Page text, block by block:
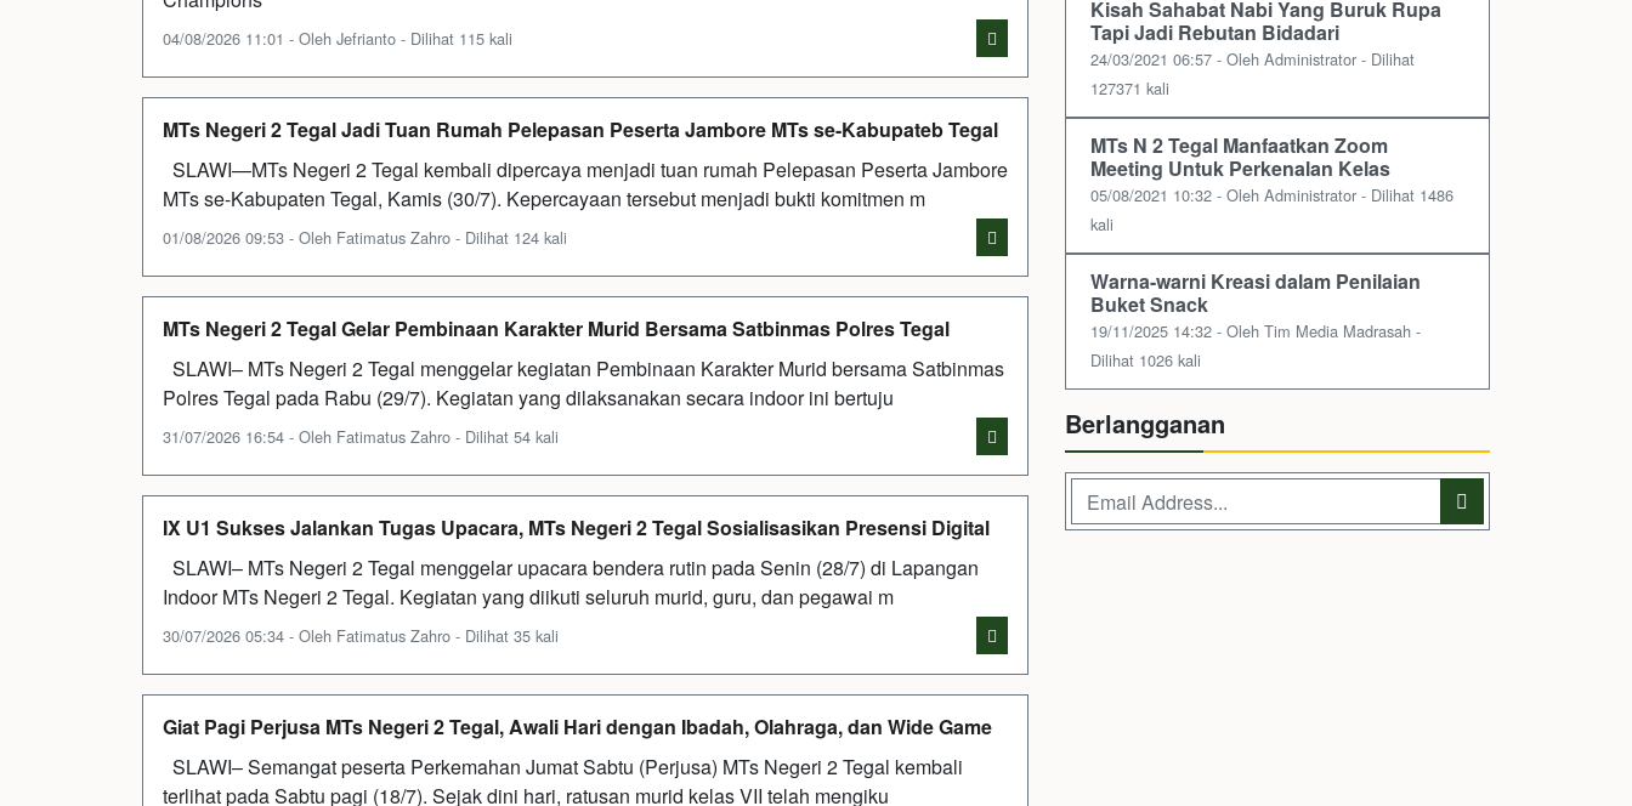
04/08/2026 11:01 - Oleh Jefrianto - Dilihat 115 kali
MTs Negeri 2 Tegal Jadi Tuan Rumah Pelepasan Peserta Jambore MTs se-Kabupateb Tegal
SLAWI—MTs Negeri 2 Tegal kembali dipercaya menjadi tuan rumah Pelepasan Peserta Jambore
MTs se-Kabupaten Tegal, Kamis (30/7). Kepercayaan tersebut menjadi bukti komitmen m
01/08/2026 09:53 - Oleh Fatimatus Zahro - Dilihat 124 kali
MTs Negeri 2 Tegal Gelar Pembinaan Karakter Murid Bersama Satbinmas Polres Tegal
SLAWI– MTs Negeri 2 Tegal menggelar kegiatan Pembinaan Karakter Murid bersama Satbinmas
Polres Tegal pada Rabu (29/7). Kegiatan yang dilaksanakan secara indoor ini bertuju
31/07/2026 16:54 - Oleh Fatimatus Zahro - Dilihat 54 kali
IX U1 Sukses Jalankan Tugas Upacara, MTs Negeri 2 Tegal Sosialisasikan Presensi Digital
SLAWI– MTs Negeri 2 Tegal menggelar upacara bendera rutin pada Senin (28/7) di Lapangan
Indoor MTs Negeri 2 Tegal. Kegiatan yang diikuti seluruh murid, guru, dan pegawai m
30/07/2026 05:34 - Oleh Fatimatus Zahro - Dilihat 35 kali
Giat Pagi Perjusa MTs Negeri 2 Tegal, Awali Hari dengan Ibadah, Olahraga, dan Wide Game
SLAWI– Semangat peserta Perkemahan Jumat Sabtu (Perjusa) MTs Negeri 2 Tegal kembali
terlihat pada Sabtu pagi (18/7). Sejak dini hari, ratusan murid kelas VII telah mengiku
Kisah Sahabat Nabi Yang Buruk Rupa
Tapi Jadi Rebutan Bidadari
24/03/2021 06:57 - Oleh Administrator - Dilihat
127371 kali
MTs N 2 Tegal Manfaatkan Zoom
Meeting Untuk Perkenalan Kelas
05/08/2021 10:32 - Oleh Administrator - Dilihat 1486
kali
Warna-warni Kreasi dalam Penilaian
Buket Snack
19/11/2025 14:32 - Oleh Tim Media Madrasah -
Dilihat 1026 kali
Berlangganan